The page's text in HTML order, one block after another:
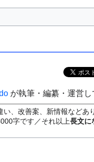
が執筆・編纂・運営し
、改善案、新情報など
字です／それ以上長文に